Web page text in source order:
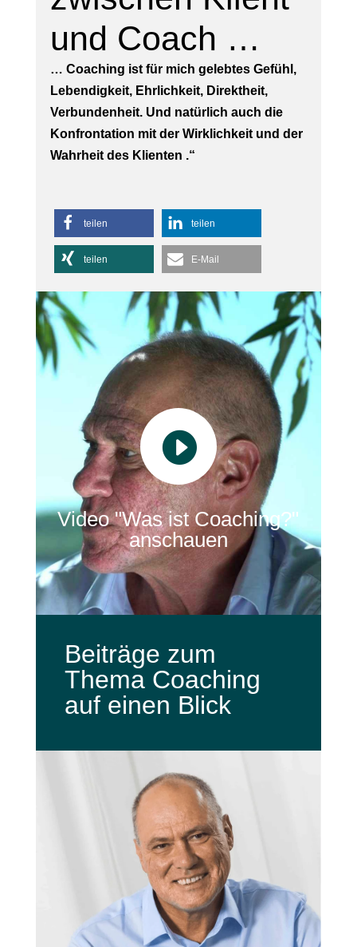
und Coach …
… Coaching ist für mich gelebtes Gefühl,
Lebendigkeit, Ehrlichkeit, Direktheit,
Verbundenheit. Und natürlich auch die
Konfrontation mit der Wirklichkeit und der
Wahrheit des Klienten .“
teilen teilen
teilen E-Mail

Video "Was ist Coaching?"
anschauen
Beiträge zum
Thema Coaching
auf einen Blick